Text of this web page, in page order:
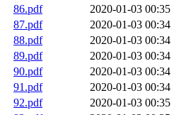
86.pdf
2020-01-03 00:35
87.pdf
2020-01-03 00:34
88.pdf
2020-01-03 00:34
89.pdf
2020-01-03 00:34
90.pdf
2020-01-03 00:34
91.pdf
2020-01-03 00:34
92.pdf
2020-01-03 00:35